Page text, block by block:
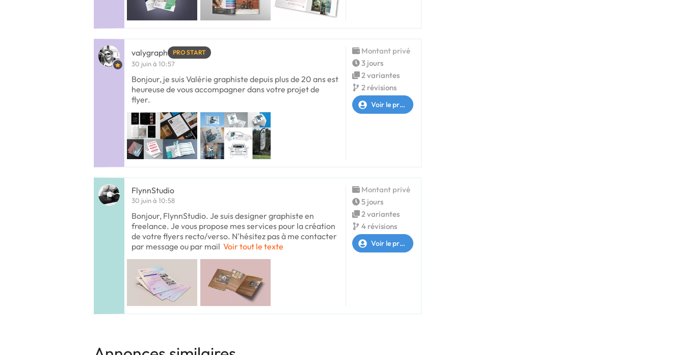
valygraph PRO START
30 juin à 10:57
Bonjour, je suis Valérie graphiste depuis plus de 20 ans est
heureuse de vous accompagner dans votre projet de
flyer.
Montant privé
3 jours
2 variantes
2 révisions
Voir le profil
FlynnStudio
30 juin à 10:58
Bonjour, FlynnStudio. Je suis designer graphiste en
freelance. Je vous propose mes services pour la création
de votre flyers recto/verso. N'hésitez pas à me contacter
par message ou par mail Voir tout le texte
Montant privé
5 jours
2 variantes
4 révisions
Voir le profil